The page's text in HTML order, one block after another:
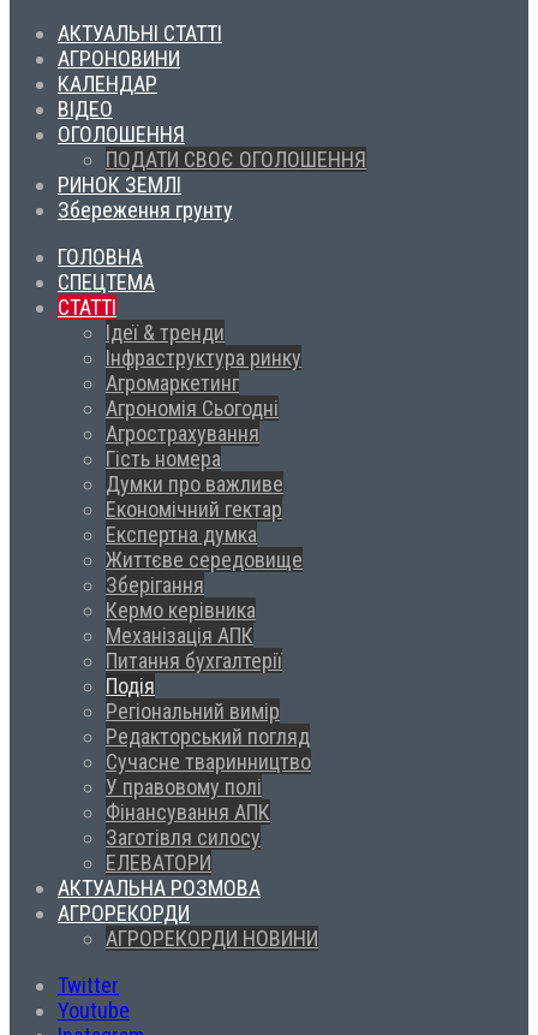
АКТУАЛЬНІ СТАТТІ
АГРОНОВИНИ
КАЛЕНДАР
ВІДЕО
ОГОЛОШЕННЯ
ПОДАТИ СВОЄ ОГОЛОШЕННЯ
РИНОК ЗЕМЛІ
Збереження грунту
ГОЛОВНА
СПЕЦТЕМА
СТАТТІ
Ідеї & тренди
Інфраструктура ринку
Агромаркетинг
Агрономія Сьогодні
Агрострахування
Гість номера
Думки про важливе
Економічний гектар
Експертна думка
Життєве середовище
Зберігання
Кермо керівника
Механізація АПК
Питання бухгалтерії
Подія
Регіональний вимір
Редакторський погляд
Сучасне тваринництво
У правовому полі
Фінансування АПК
Заготівля силосу
ЕЛЕВАТОРИ
АКТУАЛЬНА РОЗМОВА
АГРОРЕКОРДИ
АГРОРЕКОРДИ НОВИНИ
Twitter
Youtube